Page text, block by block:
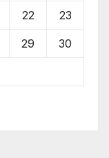
22 23
29 30